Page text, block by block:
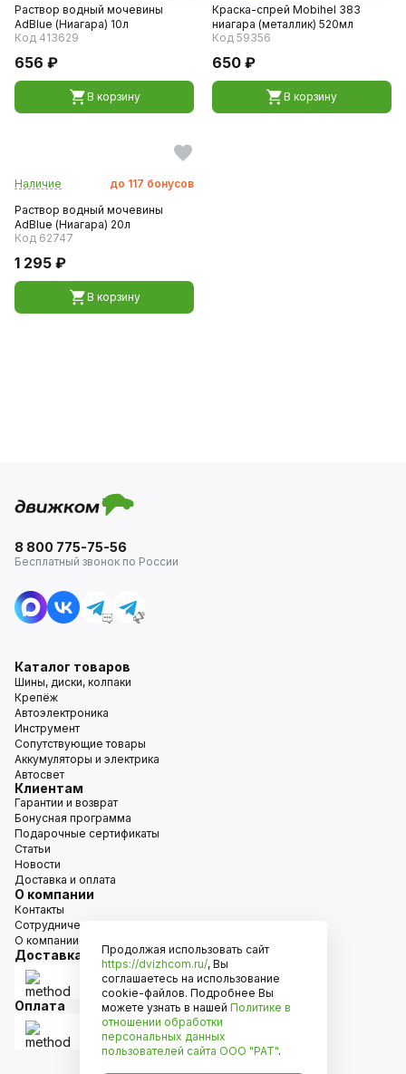
Раствор водный мочевины
AdBlue (Ниагара) 10л
Код 413629
656 ₽
В корзину
Краска-спрей Mobihel 383
ниагара (металлик) 520мл
Код 59356
650 ₽
В корзину
Наличие до 117 бонусов
Раствор водный мочевины
AdBlue (Ниагара) 20л
Код 62747
1 295 ₽
В корзину
8 800 775-75-56
Бесплатный звонок по России
Каталог товаров
Шины, диски, колпаки
Крепёж
Автоэлектроника
Инструмент
Сопутствующие товары
Аккумуляторы и электрика
Автосвет
Клиентам
Гарантии и возврат
Бонусная программа
Подарочные сертификаты
Статьи
Новости
Доставка и оплата
О компании
Контакты
Сотрудничество
О компании
Доставка
Оплата
Продолжая использовать сайт
https://dvizhcom.ru/, Вы
соглашаетесь на использование
cookie-файлов. Подробнее Вы
можете узнать в нашей Политике в
отношении обработки
персональных данных
пользователей сайта ООО "РАТ".